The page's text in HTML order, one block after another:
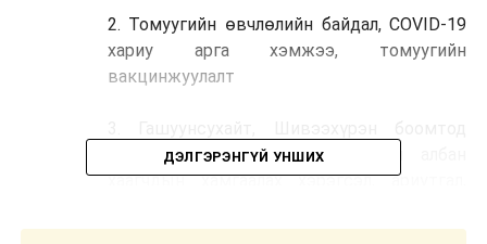
2. Томуугийн өвчлөлийн байдал, COVID-19
хариу арга хэмжээ, томуугийн
вакцинжуулалт
үүрэг гүйцэтгэж байгаа төрийн албан
хаагчдын хамгаалах хэрэгсэл, ариутгал,
талаар асуудлыг хөндлөө.
ДЭЛГЭРЭНГҮЙ УНШИХ